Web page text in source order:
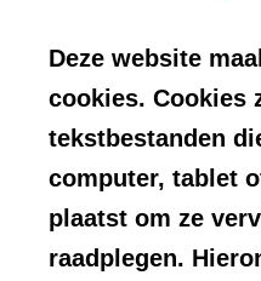
Deze website
cookies. Cookies
tekstbestanden
computer, tablet
plaatst om ze
raadplegen.